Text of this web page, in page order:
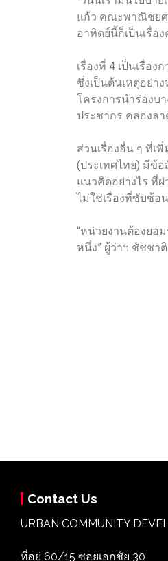
แก้ว คณะพาณิชยศ
อาทิตย์นี้ก็เป็นเรื่อ
เรื่องที่ 4 เป็นเรื่อ
ซึ่งเป็นต้นเหตุอย่า
โครงการนำร่องบ
ประชากร คลองล
ส่วนเรื่องอื่น ๆ ที่เ
(ประเทศไทย) มีข้
แนวคิดอย่างไร ที่
ไม่ใช่เรื่องที่ซับซ้อ
“หน่วยงานต้องยอ
หนึ่ง” ผู้ว่าฯ ชัชชา
Contact Us
URBAN COMMUNITY
ที่อยู่ 60/15 ซอยเอกชัย 30